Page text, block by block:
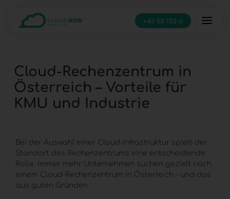
+43 50 152-0
Cloud-Rechenzentrum in
Österreich – Vorteile für
KMU und Industrie
Bei der Auswahl einer Cloud-Infrastruktur spielt der
Standort des Rechenzentrums eine entscheidende
Rolle. Immer mehr Unternehmen suchen gezielt nach
einem Cloud-Rechenzentrum in Österreich – und das
aus guten Gründen.